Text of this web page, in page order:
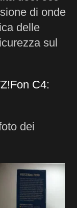
di onde
delle
sul
C4:
dei